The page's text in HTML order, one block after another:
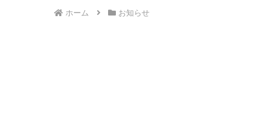
ホーム お知らせ